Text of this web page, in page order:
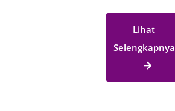
Lihat
Selengkapnya